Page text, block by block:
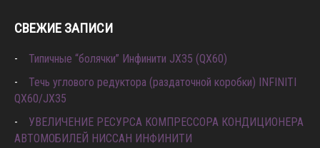
СВЕЖИЕ ЗАПИСИ
Типичные “болячки” Инфинити JX35 (QX60)
Течь углового редуктора (раздаточной коробки) INFINITI
QX60/JX35
УВЕЛИЧЕНИЕ РЕСУРСА КОМПРЕССОРА КОНДИЦИОНЕРА
АВТОМОБИЛЕЙ НИССАН ИНФИНИТИ